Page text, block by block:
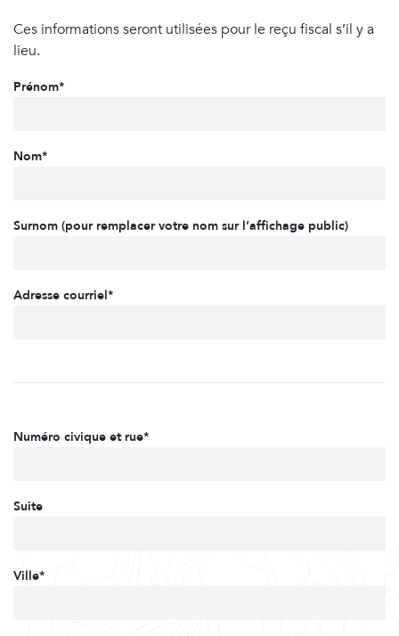
Ces informations seront utilisées pour le reçu fiscal s’il y a
lieu.
Prénom*
Nom*
Surnom (pour remplacer votre nom sur l’affichage public)
Adresse courriel*
Numéro civique et rue*
Suite
Ville*